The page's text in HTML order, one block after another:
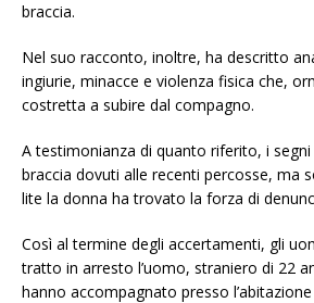
braccia.
Nel suo racconto, inoltre, ha descritto
ingiurie, minacce e violenza fisica che,
costretta a subire dal compagno.
A testimonianza di quanto riferito, i segni
braccia dovuti alle recenti percosse, ma
lite la donna ha trovato la forza di
Così al termine degli accertamenti, gli
tratto in arresto l’uomo, straniero di 22
hanno accompagnato presso